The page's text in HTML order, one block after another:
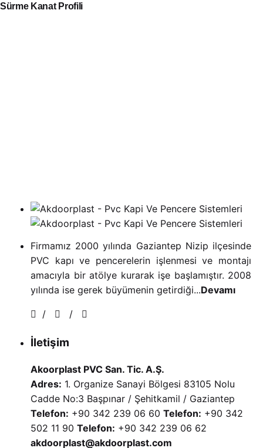
Sürme Kanat Profili
Firmamız 2000 yılında Gaziantep Nizip ilçesinde
PVC kapı ve pencerelerin işlenmesi ve montajı
amacıyla bir atölye kurarak işe başlamıştır. 2008
yılında ise gerek büyümenin getirdiği...Devamı
/ /
İletişim
Akoorplast PVC San. Tic. A.Ş.
Adres: 1. Organize Sanayi Bölgesi 83105 Nolu
Cadde No:3 Başpınar / Şehitkamil / Gaziantep
Telefon: +90 342 239 06 60 Telefon: +90 342
502 11 90 Telefon: +90 342 239 06 62
akdoorplast@akdoorplast.com